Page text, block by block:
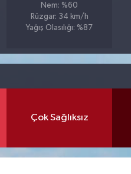
Nem: %60
Rüzgar: 34 km/h
Yağış Olasılığı: %87
Çok Sağlıksız